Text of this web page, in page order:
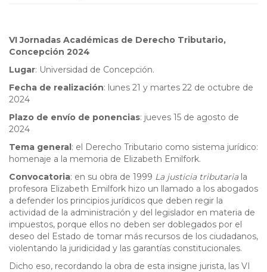
VI Jornadas Académicas de Derecho Tributario,
Concepción 2024
Lugar: Universidad de Concepción.
Fecha de realización: lunes 21 y martes 22 de octubre de
2024
Plazo de envío de ponencias: jueves 15 de agosto de
2024
Tema general: el Derecho Tributario como sistema jurídico:
homenaje a la memoria de Elizabeth Emilfork.
Convocatoria: en su obra de 1999 La justicia tributariala
profesora Elizabeth Emilfork hizo un llamado a los abogados
a defender los principios jurídicos que deben regir la
actividad de la administración y del legislador en materia de
impuestos, porque ellos no deben ser doblegados por el
deseo del Estado de tomar más recursos de los ciudadanos,
violentando la juridicidad y las garantías constitucionales.
Dicho eso, recordando la obra de esta insigne jurista, las VI